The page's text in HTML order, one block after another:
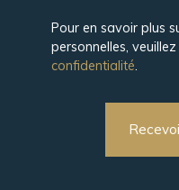
Pour en savoir plus
personnelles,
confidentialité.